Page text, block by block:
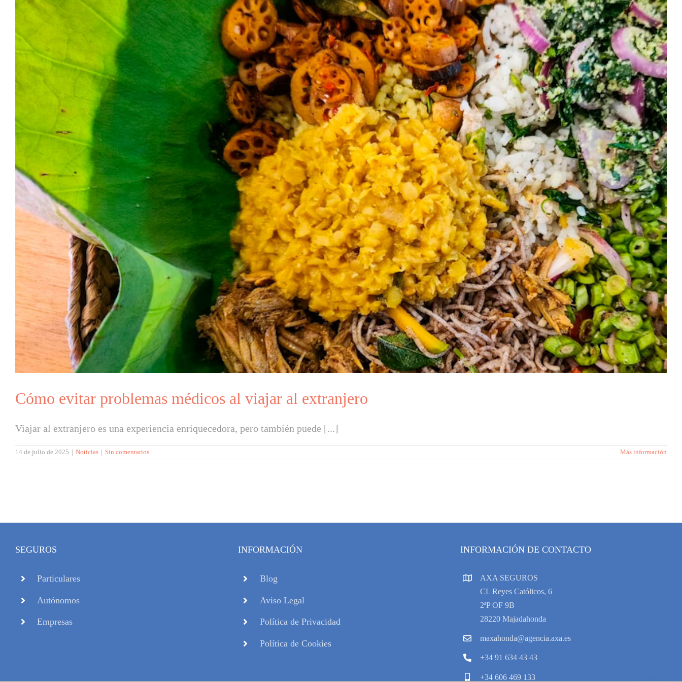
Cómo evitar problemas médicos al viajar al extranjero
Viajar al extranjero es una experiencia enriquecedora, pero también puede [...]
14 de julio de 2025 | Noticias | Sin comentarios Más información
SEGUROS
Particulares
Autónomos
Empresas
INFORMACIÓN
Blog
Aviso Legal
Política de Privacidad
Política de Cookies
INFORMACIÓN DE CONTACTO
AXA SEGUROS
CL Reyes Católicos, 6
2ªP OF 9B
28220 Majadahonda
maxahonda@agencia.axa.es
+34 91 634 43 43
+34 606 469 133